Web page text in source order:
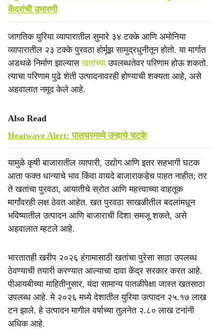
केंद्रांची उभारणी
जागतिक युरिया व्यापारातील सुमारे ३४ टक्के आणि अमोनिया
व्यापारातील २३ टक्के पुरवठा होर्मूझ सामुद्रधुनीतून होतो. या मार्गात
अडथळे निर्माण झाल्यासखतांच्याउपलब्धतेवर परिणाम होऊ शकतो.
त्याचा परिणाम पुढे शेती उत्पादनावरही होण्याची शक्यता आहे, असे
अहवालात नमूद केले आहे.
Also Read
Heatwave Alert: पालघरमध्ये उन्हाचे चटके
यामुळे कृषी बाजारातील व्यापारी, उद्योग आणि इतर सहभागी घटक
आता फक्त धान्याचे भाव किंवा वायदे बाजाराकडेच पाहत नाहीत; तर
ते खतांचा पुरवठा, आयातीचे स्रोत आणि महत्त्वाच्या वाहतूक
मार्गांवरही लक्ष ठेवत आहेत. खत पुरवठा साखळीतील बदलांमधून
भविष्यातील उत्पादन आणि बाजाराची दिशा समजू शकते, असे
अहवालात म्हटले आहे.
भारतातही खरीप २०२६ हंगामासाठी खतांचा पुरेसा साठा उपलब्ध
ठेवण्याची तयारी करण्यात आल्याचा दावा केंद्र सरकार करत आहे.
पीआयबीच्या माहितीनुसार, यंदा सामान्य पातळीपेक्षा जास्त खतसाठा
उपलब्ध आहे. मे २०२६ मध्ये देशातील युरिया उत्पादन २५.१७ लाख
टन झाले. हे उत्पादन मागील वर्षाच्या तुलनेत २.८० लाख टनांनी
अधिक आहे.